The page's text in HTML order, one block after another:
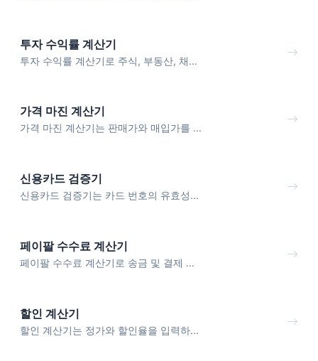
투자 수익률 계산기
투자 수익률 계산기로 주식, 부동산, 채...
가격 마진 계산기
가격 마진 계산기는 판매가와 매입가를 ...
신용카드 검증기
신용카드 검증기는 카드 번호의 유효성...
페이팔 수수료 계산기
페이팔 수수료 계산기로 송금 및 결제 ...
할인 계산기
할인 계산기는 정가와 할인율을 입력하...